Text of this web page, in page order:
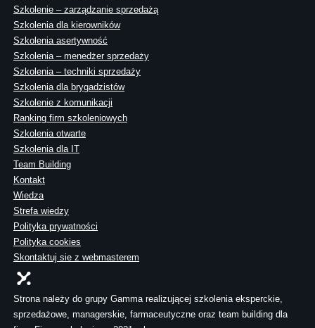
Szkolenie – zarządzanie sprzedażą
Szkolenia dla kierowników
Szkolenia asertywność
Szkolenia – menedżer sprzedaży
Szkolenia – techniki sprzedaży
Szkolenia dla brygadzistów
Szkolenie z komunikacji
Ranking firm szkoleniowych
Szkolenia otwarte
Szkolenia dla IT
Team Building
Kontakt
Wiedza
Strefa wiedzy
Polityka prywatności
Polityka cookies
Skontaktuj sie z webmasterem
Strona należy do grupy Gamma realizującej szkolenia eksperckie,
sprzedażowe, managerskie, farmaceutyczne oraz team building dla